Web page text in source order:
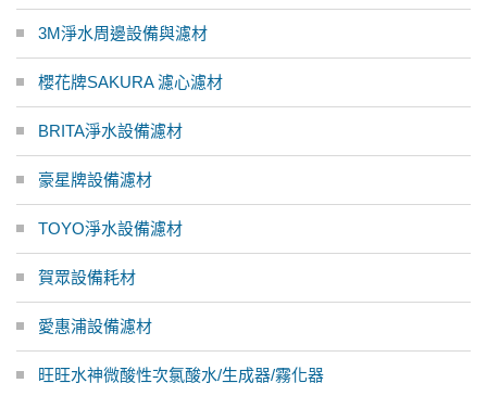
3M淨水周邊設備與濾材
櫻花牌SAKURA 濾心濾材
BRITA淨水設備濾材
豪星牌設備濾材
TOYO淨水設備濾材
賀眾設備耗材
愛惠浦設備濾材
旺旺水神微酸性次氯酸水/生成器/霧化器